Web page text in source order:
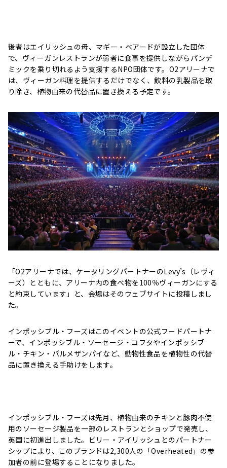
後者はエイリッシュの母、マギー・ベアードが設立した団体
で、ヴィーガンレストランが弱者に食事を提供しながらパンデ
ミックを乗り切れるよう支援するNPO団体です。O2アリーナで
は、ヴィーガン料理を提供するだけでなく、飲料の乳製品を取
り除き、植物由来の代替品に置き換える予定です。
「O2アリーナでは、ケータリングパートナーのLevy’s（レヴィ
ーズ）とともに、アリーナ内の食べ物を100％ヴィーガンにする
と約束しています」と、会場はそのウェブサイトに投稿しまし
た。
インポッシブル・フーズはこのイベントの公式フードパートナ
ーで、インポッシブル・ソーセージ・コフタやインポッシブ
ル・チキン・パルメザンパイなど、動物性食品を植物性の代替
品に置き換える手助けをします。
インポッシブル・フーズは先月、植物由来のチキンと豚肉不使
用のソーセージ製品を一部のレストランとショップで発売し、
英国に初進出しました。ビリー・アイリッシュとのパートナー
シップにより、このブランドは2,300人の「Overheated」の参
加者の前に登場することになりました。